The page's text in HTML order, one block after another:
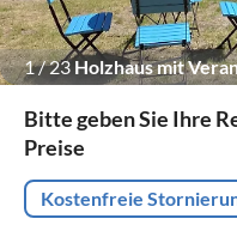
1/23 Holzhaus mit
Bitte geben Sie Ihre
Preise
Kostenfreie